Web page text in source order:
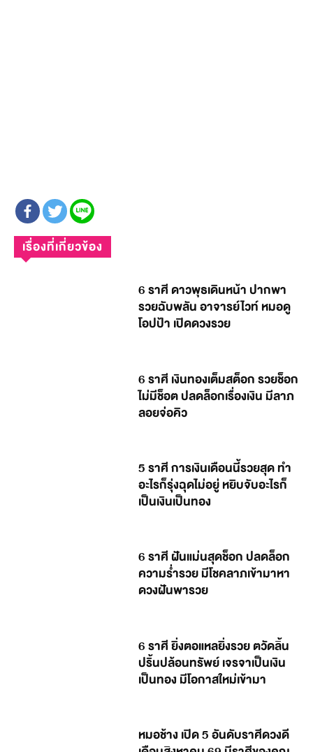
เรื่องที่เกี่ยวข้อง
6 ราศี ดาวพุธเดินหน้า ปากพา
รวยฉับพลัน อาจารย์ไวท์ หมอดู
โอปป้า เปิดดวงรวย
6 ราศี เงินทองเต็มสต็อก รวยช็อก
ไม่มีช็อต ปลดล็อกเรื่องเงิน มีลาภ
ลอยจ่อคิว
5 ราศี การเงินเดือนนี้รวยสุด ทำ
อะไรก็รุ่งฉุดไม่อยู่ หยิบจับอะไรก็
เป็นเงินเป็นทอง
6 ราศี ฝันแม่นสุดช็อก ปลดล็อก
ความร่ำรวย มีโชคลาภเข้ามาหา
ดวงฝันพารวย
6 ราศี ยิ่งตอแหลยิ่งรวย ตวัดลิ้น
ปริ้นปล้อนทรัพย์ เจรจาเป็นเงิน
เป็นทอง มีโอกาสใหม่เข้ามา
หมอช้าง เปิด 5 อันดับราศีดวงดี